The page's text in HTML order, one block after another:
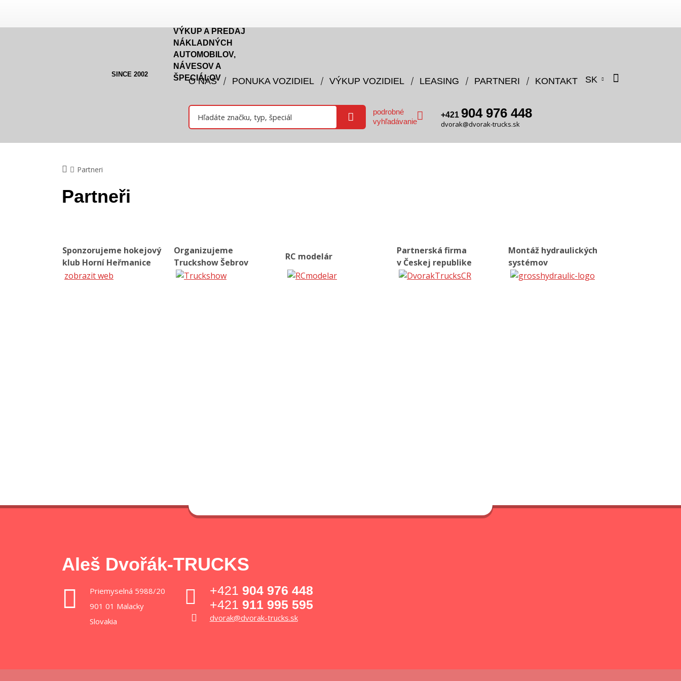
VÝKUP A PREDAJ
NÁKLADNÝCH
AUTOMOBILOV,
NÁVESOV A
ŠPECIÁLOV
SINCE 2002
O NÁS PONUKA VOZIDIEL VÝKUP VOZIDIEL LEASING PARTNERI KONTAKT SK
podrobné
vyhľadávanie
+421 904 976 448
dvorak@dvorak-trucks.sk
Partneri
Partneři
Sponzorujeme hokejový
klub Horní Heřmanice
Organizujeme
Truckshow Šebrov
RC modelár
Partnerská firma
v Českej republike
Montáž hydraulických
systémov
zobrazit web
Aleš Dvořák-TRUCKS
Priemyselná 5988/20
901 01 Malacky
Slovakia
+421 904 976 448
+421 911 995 595
dvorak@dvorak-trucks.sk